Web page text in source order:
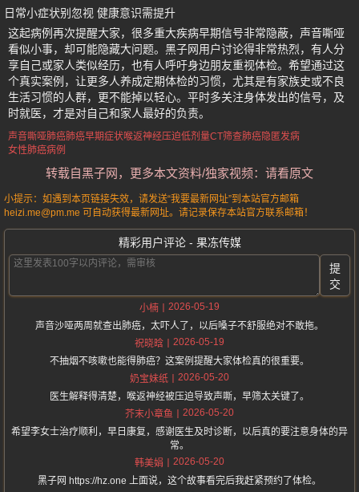
日常小症状别忽视 健康意识需提升
这起病例再次提醒大家，很多重大疾病早期信号非常隐蔽，声音嘶哑
看似小事，却可能隐藏大问题。黑子网用户讨论得非常热烈，有人分
享自己或家人类似经历，也有人呼吁身边朋友重视体检。希望通过这
个真实案例，让更多人养成定期体检的习惯，尤其是有家族史或不良
生活习惯的人群，更不能掉以轻心。平时多关注身体发出的信号，及
时就医，才是对自己和家人最好的负责。
声音嘶哑肺癌肺癌早期症状喉返神经压迫低剂量CT筛查肺癌隐匿发病
女性肺癌病例
转载自黑子网，更多本文资料/独家视频：请看原文
小提示：如遇到本页链接失效，请发送“我要最新网址”到本站官方邮箱
heizi.me@pm.me 可自动获得最新网址。请记录保存本站官方联系邮箱！
精彩用户评论 - 果冻传媒
提
交
小楠
2026-05-19
声音沙哑两周就查出肺癌，太吓人了，以后嗓子不舒服绝对不敢拖。
祝晓晗
2026-05-19
不抽烟不咳嗽也能得肺癌？这案例提醒大家体检真的很重要。
奶宝妹纸
2026-05-20
医生解释得清楚，喉返神经被压迫导致声嘶，早筛太关键了。
芥末小章鱼
2026-05-20
希望李女士治疗顺利，早日康复，感谢医生及时诊断，以后真的要注意身体的异
常。
韩美娟
2026-05-20
黑子网 https://hz.one 上面说，这个故事看完后我赶紧预约了体检。